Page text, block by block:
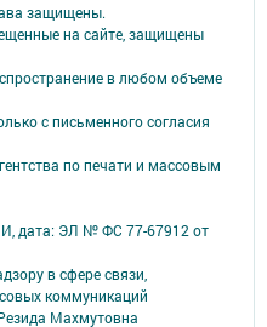
защищены.
на сайте, защищены
в любом объеме
с письменного согласия
по печати и массовым
дата: ЭЛ № ФС 77-67912 от
в сфере связи,
коммуникаций
Махмутовна